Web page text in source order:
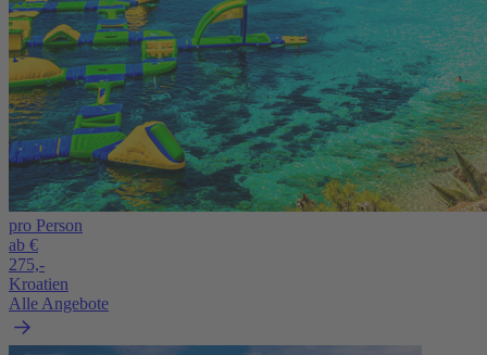
pro Person
ab €
275,-
Kroatien
Alle Angebote